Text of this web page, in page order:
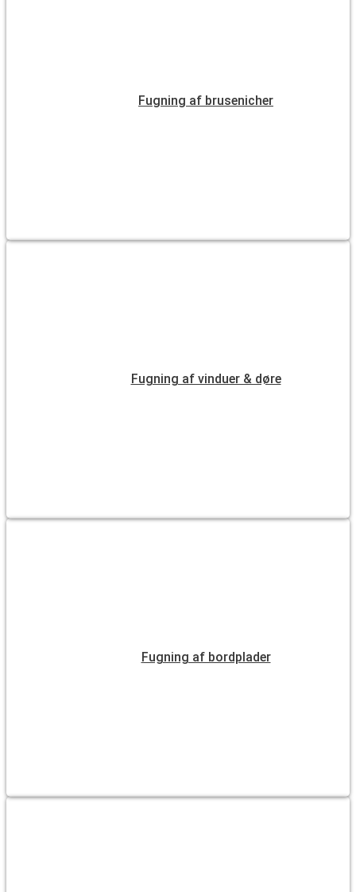
Fugning af brusenicher
Fugning af vinduer & døre
Fugning af bordplader